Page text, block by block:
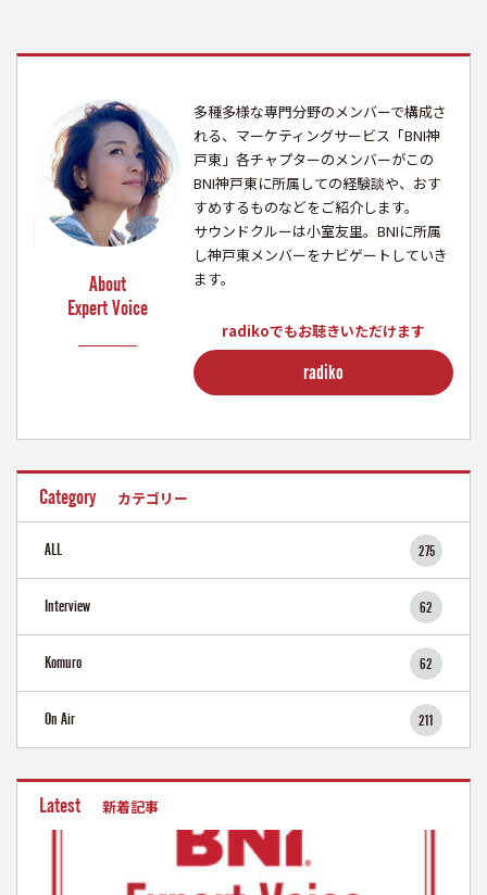
About
Expert Voice
多種多様な専門分野のメンバーで構成さ
れる、マーケティングサービス「BNI神
戸東」各チャプターのメンバーがこの
BNI神戸東に所属しての経験談や、おす
すめするものなどをご紹介します。
サウンドクルーは小室友里。BNIに所属
し神戸東メンバーをナビゲートしていき
ます。
radikoでもお聴きいただけます
radiko
Category カテゴリー
ALL 275
Interview 62
Komuro 62
On Air 211
Latest 新着記事